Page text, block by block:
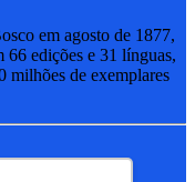
em agosto de 1877,
66 edições e 31 línguas,
milhões de exemplares